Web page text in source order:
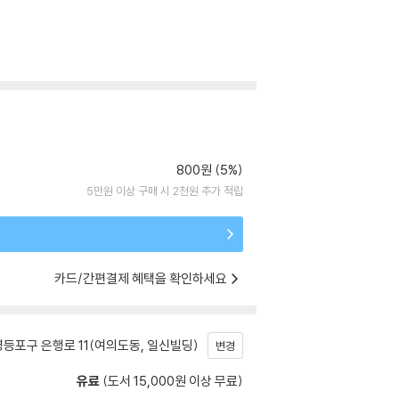
800원 (5%)
5만원 이상 구매 시 2천원 추가 적립
카드/간편결제 혜택을 확인하세요
포구 은행로 11(여의도동, 일신빌딩) 변경
유료 (도서 15,000원 이상 무료)